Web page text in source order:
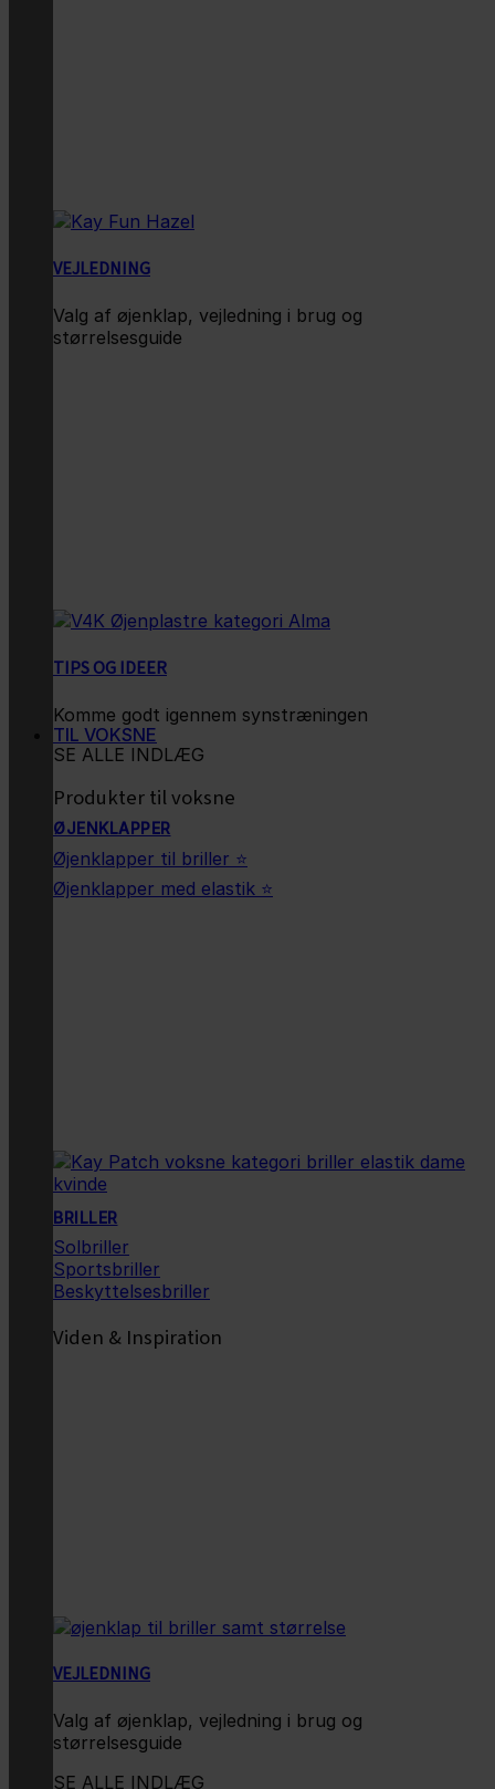
VEJLEDNING
Valg af øjenklap, vejledning i brug og
størrelsesguide
TIPS OG IDEER
Komme godt igennem synstræningen
SE ALLE INDLÆG
TIL VOKSNE
Produkter til voksne
ØJENKLAPPER
Øjenklapper til briller ⭐
Øjenklapper med elastik ⭐
BRILLER
Solbriller
Sportsbriller
Beskyttelsesbriller
Viden & Inspiration
VEJLEDNING
Valg af øjenklap, vejledning i brug og
størrelsesguide
SE ALLE INDLÆG